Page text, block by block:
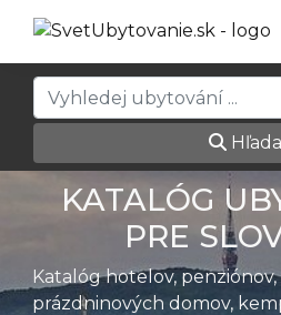
KATALÓG
PRE
Katalóg hotelov,
prázdninových domov,